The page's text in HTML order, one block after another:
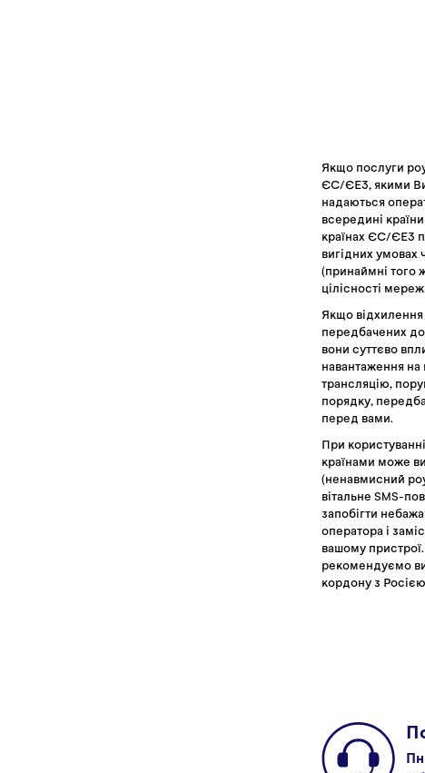
Якщо послуги
ЄС/ЄЕЗ, якими Ви
надаються
всередині
країнах ЄС/ЄЕЗ
вигідних умовах
(принаймні того
цілісності
Якщо відхилення
передбачених
вони суттєво
навантаження
трансляцію,
порядку,
перед вами.
При
країнами може
(ненавмисний
вітальне SMS-
запобігти
оператора і
вашому
рекомендуємо
кордону з